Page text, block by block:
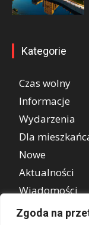
Zgoda na
Kategorie
Czas wolny
Informacje
Wydarzenia
Dla
Nowe
Aktualności
Wiadomości
REKLAMA